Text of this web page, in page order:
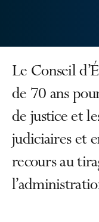
Le Conseil
de 70 ans
de justice et
judiciaires et
recours au